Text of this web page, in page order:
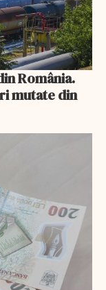
România.
mutate din